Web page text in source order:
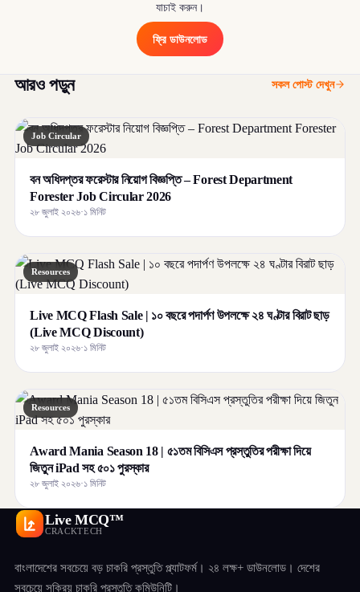
যাচাই করুন।
ফ্রি ডাউনলোড
আরও পড়ুন সকল পোস্ট দেখুন
Job Circular
বন অধিদপ্তর ফরেস্টার নিয়োগ বিজ্ঞপ্তি – Forest Department
Forester Job Circular 2026
২৮ জুলাই ২০২৬·১ মিনিট
Resources
Live MCQ Flash Sale | ১০ বছরে পদার্পণ উপলক্ষে ২৪ ঘণ্টার বিরাট ছাড়
(Live MCQ Discount)
২৮ জুলাই ২০২৬·১ মিনিট
Resources
Award Mania Season 18 | ৫১তম বিসিএস প্রস্তুতির পরীক্ষা দিয়ে
জিতুন iPad সহ ৫০১ পুরস্কার
২৮ জুলাই ২০২৬·১ মিনিট
Live MCQ™
CRACKTECH
বাংলাদেশের সবচেয়ে বড় চাকরি প্রস্তুতি প্ল্যাটফর্ম। ২৪ লক্ষ+ ডাউনলোড। দেশের
সবচেয়ে সক্রিয় চাকরি প্রস্তুতি কমিউনিটি।